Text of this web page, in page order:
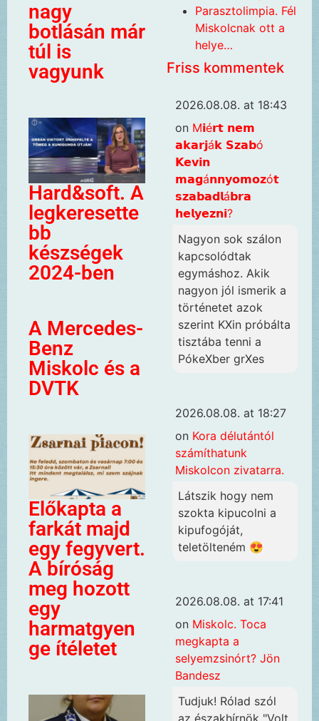
nagy
botlásán már
túl is
vagyunk
Hard&soft. A
legkeresette
bb
készségek
2024-ben
A Mercedes-
Benz
Miskolc és a
DVTK
Előkapta a
farkát majd
egy fegyvert.
A bíróság
meg hozott
egy
harmatgyen
ge ítéletet
Parasztolimpia. Fél
Miskolcnak ott a
helye…
Friss kommentek
2026.08.08. at 18:43
on M𝗶é𝗿𝘁 𝗻𝗲𝗺
𝗮𝗸𝗮𝗿𝗷á𝗸 𝗦𝘇𝗮𝗯ó
𝗞𝗲𝘃𝗶𝗻
𝗺𝗮𝗴á𝗻𝗻𝘆𝗼𝗺𝗼𝘇ó𝘁
𝘀𝘇𝗮𝗯𝗮𝗱𝗹á𝗯𝗿𝗮
𝗵𝗲𝗹𝘆𝗲𝘇𝗻𝗶?
Nagyon sok szálon
kapcsolódtak
egymáshoz. Akik
nagyon jól ismerik a
történetet azok
szerint KXin próbálta
tisztába tenni a
PókeXber grXes
2026.08.08. at 18:27
on Kora délutántól
számíthatunk
Miskolcon zivatarra.
Látszik hogy nem
szokta kipucolni a
kipufogóját,
teletölteném 😍
2026.08.08. at 17:41
on Miskolc. Toca
megkapta a
selyemzsinórt? Jön
Bandesz
Tudjuk! Rólad szól
az északhírnök "Volt